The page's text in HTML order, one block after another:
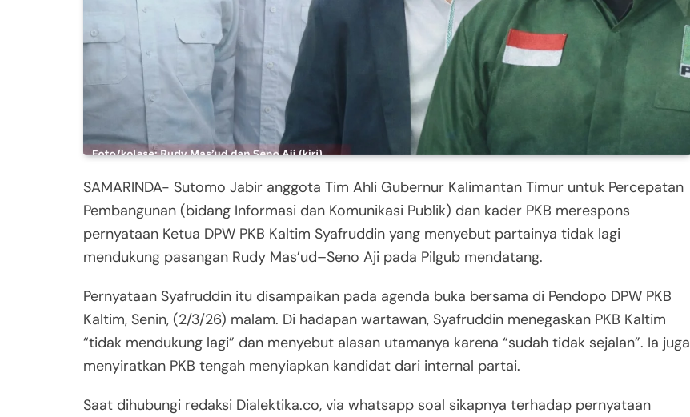
SAMARINDA- Sutomo Jabir anggota Tim Ahli Gubernur Kalimantan Timur untuk Percepatan
Pembangunan (bidang Informasi dan Komunikasi Publik) dan kader PKB merespons
pernyataan Ketua DPW PKB Kaltim Syafruddin yang menyebut partainya tidak lagi
mendukung pasangan Rudy Mas’ud–Seno Aji pada Pilgub mendatang.
Pernyataan Syafruddin itu disampaikan pada agenda buka bersama di Pendopo DPW PKB
Kaltim, Senin, (2/3/26) malam. Di hadapan wartawan, Syafruddin menegaskan PKB Kaltim
“tidak mendukung lagi” dan menyebut alasan utamanya karena “sudah tidak sejalan”. Ia juga
menyiratkan PKB tengah menyiapkan kandidat dari internal partai.
Saat dihubungi redaksi Dialektika.co, via whatsapp soal sikapnya terhadap pernyataan